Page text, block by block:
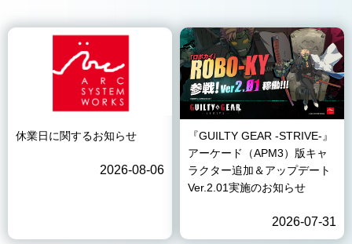
休業日に関するお知らせ
2026-08-06
『GUILTY GEAR -STRIVE-』
アーケード（APM3）版キャ
ラクター追加＆アップデート
Ver.2.01実施のお知らせ
2026-07-31